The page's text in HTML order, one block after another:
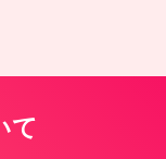
て